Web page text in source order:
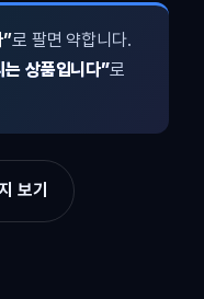
”로 팔면 약합니다.
는 상품입니다”로
보기